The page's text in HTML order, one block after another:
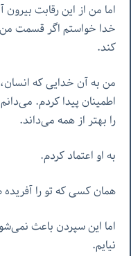
اما من از این رقابت
خدا خواستم اگر قسمت
کند.
من به آن خدایی که
اطمینان پیدا کردم.
را بهتر از همه می‌داند.
به او اعتماد کردم.
همان کسی که تو را
اما این سپردن باعث
نیایم.